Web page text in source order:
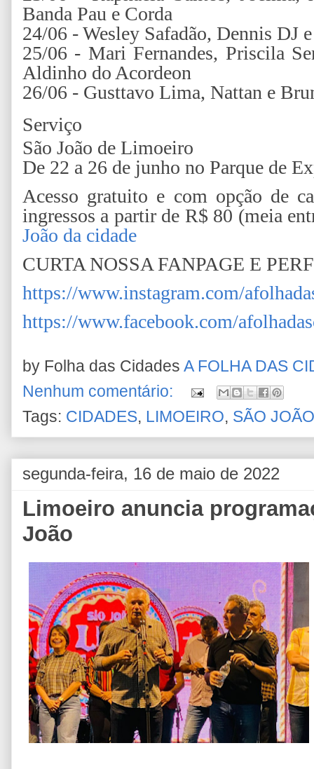
Banda Pau e Corda
24/06 - Wesley Safadão, Dennis DJ
25/06 - Mari Fernandes, Priscila
Aldinho do Acordeon
26/06 - Gusttavo Lima, Nattan e
Serviço
São João de Limoeiro
De 22 a 26 de junho no Parque de
Acesso gratuito e com opção de
ingressos a partir de R$ 80 (meia
João da cidade
CURTA NOSSA FANPAGE E
https://www.instagram.com/
https://www.facebook.com/
by Folha das Cidades A FOLHA DAS
Nenhum comentário:
Tags: CIDADES, LIMOEIRO, SÃO
segunda-feira, 16 de maio de 2022
Limoeiro anuncia
João